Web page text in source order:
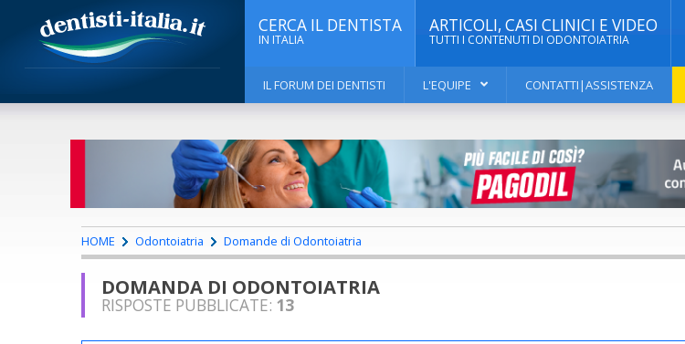
CERCA IL DENTISTA
IN ITALIA
ARTICOLI, CASI CLINICI E VIDEO
TUTTI I CONTENUTI DI ODONTOIATRIA
IL FORUM DEI DENTISTI L'EQUIPE CONTATTI|ASSISTENZA
HOME Odontoiatria Domande di Odontoiatria
DOMANDA DI ODONTOIATRIA
RISPOSTE PUBBLICATE: 13